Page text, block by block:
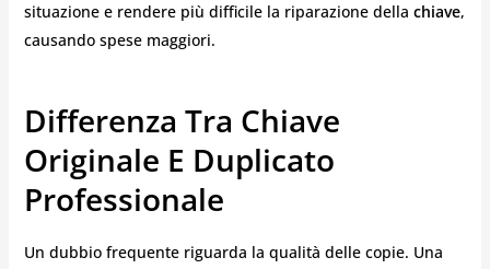
situazione e rendere più difficile la riparazione della chiave,
causando spese maggiori.
Differenza Tra Chiave
Originale E Duplicato
Professionale
Un dubbio frequente riguarda la qualità delle copie. Una